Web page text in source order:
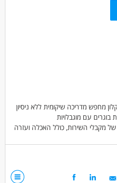
מחפש מדריכה שיקומית ללא ניסיון
עם מוגבלויות
של מקבלי השירות, כולל האכלה ועזרה
15:30
אשקלון